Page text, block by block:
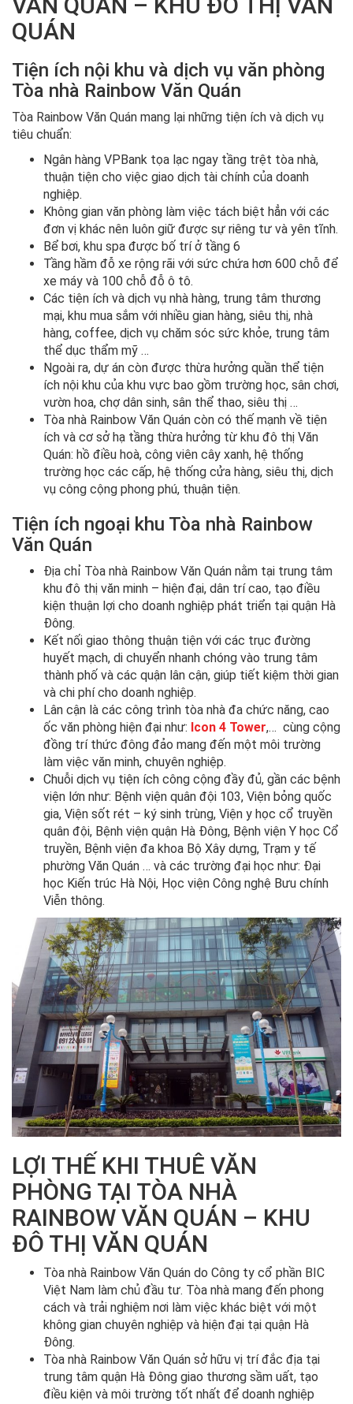
QUÁN
Tiện ích nội khu và dịch vụ văn phòng
Tòa nhà Rainbow Văn Quán
Tòa Rainbow Văn Quán mang lại những tiện ích và dịch vụ
tiêu chuẩn:
Ngân hàng VPBank tọa lạc ngay tầng trệt tòa nhà,
thuận tiện cho việc giao dịch tài chính của doanh
nghiệp.
Không gian văn phòng làm việc tách biệt hẳn với các
đơn vị khác nên luôn giữ được sự riêng tư và yên tĩnh.
Bể bơi, khu spa được bố trí ở tầng 6
Tầng hầm đỗ xe rộng rãi với sức chứa hơn 600 chỗ để
xe máy và 100 chỗ đỗ ô tô.
Các tiện ích và dịch vụ nhà hàng, trung tâm thương
mại, khu mua sắm với nhiều gian hàng, siêu thị, nhà
hàng, coffee, dịch vụ chăm sóc sức khỏe, trung tâm
thể dục thẩm mỹ …
Ngoài ra, dự án còn được thừa hưởng quần thể tiện
ích nội khu của khu vực bao gồm trường học, sân chơi,
vườn hoa, chợ dân sinh, sân thể thao, siêu thị …
Tòa nhà Rainbow Văn Quán còn có thế mạnh về tiện
ích và cơ sở hạ tầng thừa hưởng từ khu đô thị Văn
Quán: hồ điều hoà, công viên cây xanh, hệ thống
trường học các cấp, hệ thống cửa hàng, siêu thị, dịch
vụ công cộng phong phú, thuận tiện.
Tiện ích ngoại khu Tòa nhà Rainbow
Văn Quán
Địa chỉ Tòa nhà Rainbow Văn Quán nằm tại trung tâm
khu đô thị văn minh – hiện đại, dân trí cao, tạo điều
kiện thuận lợi cho doanh nghiệp phát triển tại quận Hà
Đông.
Kết nối giao thông thuận tiện với các trục đường
huyết mạch, di chuyển nhanh chóng vào trung tâm
thành phố và các quận lân cận, giúp tiết kiệm thời gian
và chi phí cho doanh nghiệp.
Lân cận là các công trình tòa nhà đa chức năng, cao
ốc văn phòng hiện đại như: Icon 4 Tower,… cùng cộng
đồng trí thức đông đảo mang đến một môi trường
làm việc văn minh, chuyên nghiệp.
Chuỗi dịch vụ tiện ích công cộng đầy đủ, gần các bệnh
viện lớn như: Bệnh viện quân đội 103, Viện bỏng quốc
gia, Viện sốt rét – ký sinh trùng, Viện y học cổ truyền
quân đội, Bệnh viện quận Hà Đông, Bệnh viện Y học Cổ
truyền, Bệnh viện đa khoa Bộ Xây dựng, Trạm y tế
phường Văn Quán … và các trường đại học như: Đại
học Kiến trúc Hà Nội, Học viện Công nghệ Bưu chính
Viễn thông.
LỢI THẾ KHI THUÊ VĂN
PHÒNG TẠI TÒA NHÀ
RAINBOW VĂN QUÁN – KHU
ĐÔ THỊ VĂN QUÁN
Tòa nhà Rainbow Văn Quán do Công ty cổ phần BIC
Việt Nam làm chủ đầu tư. Tòa nhà mang đến phong
cách và trải nghiệm nơi làm việc khác biệt với một
không gian chuyên nghiệp và hiện đại tại quận Hà
Đông.
Tòa nhà Rainbow Văn Quán sở hữu vị trí đắc địa tại
trung tâm quận Hà Đông giao thương sầm uất, tạo
điều kiện và môi trường tốt nhất để doanh nghiệp